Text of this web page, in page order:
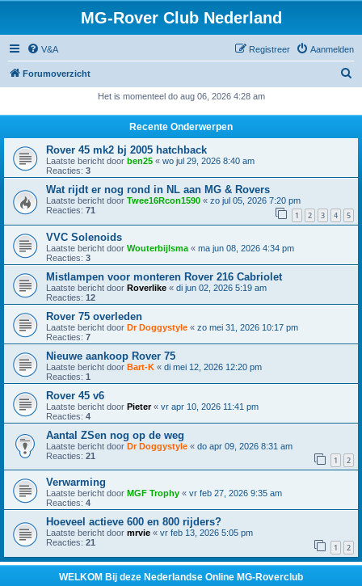
MG-Rover Club Nederland
V&A Aanmelden
Registreer
Forumoverzicht
Het is momenteel do aug 06, 2026 4:28 am
Recente Onderwerpen
Rover 45 mk2 bj 2005 hatchback
Laatste bericht door ben25 « wo jul 29, 2026 8:40 am
Reacties: 3
Wat rijdt er nog rond in NL aan MG & Rovers
Laatste bericht door Twee16Rcon1590 « zo jul 05, 2026 7:20 pm
Reacties: 71 1 2 3 4 5
VVC Solenoids
Laatste bericht door Wouterbijlsma « ma jun 08, 2026 4:34 pm
Reacties: 3
Mistlampen voor monteren Rover 216 Cabriolet
Laatste bericht door Roverlike « di jun 02, 2026 5:19 am
Reacties: 12
Rover 75 overleden
Laatste bericht door Dr Doggystyle « zo mei 31, 2026 10:17 pm
Reacties: 7
Nieuwe aankoop Rover 75
Laatste bericht door Bart-K « di mei 12, 2026 12:20 pm
Reacties: 1
Rover 45 v6
Laatste bericht door Pieter« vr apr 10, 2026 11:41 pm
Reacties: 4
Aantal ZSen nog op de weg
Laatste bericht door Dr Doggystyle « do apr 09, 2026 8:31 am
Reacties: 21 1 2
Verwarming
Laatste bericht door MGF Trophy « vr feb 27, 2026 9:35 am
Reacties: 4
Hoeveel actieve 600 en 800 rijders?
Laatste bericht door mrvie « vr feb 13, 2026 5:05 pm
Reacties: 21 1 2
WELKOM Bij deze Nederlandse Online MG-Roverclub